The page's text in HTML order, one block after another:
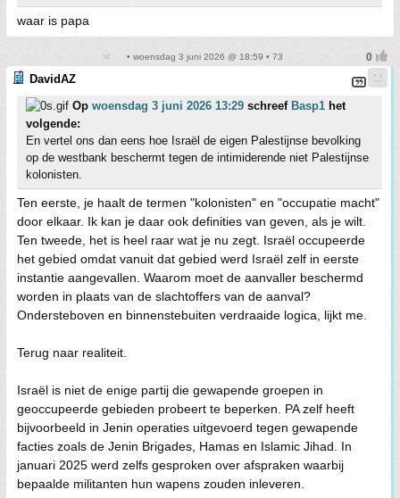
waar is papa
• woensdag 3 juni 2026 @ 18:59 • 73
DavidAZ
Op woensdag 3 juni 2026 13:29 schreef Basp1 het
volgende:
En vertel ons dan eens hoe Israël de eigen Palestijnse bevolking
op de westbank beschermt tegen de intimiderende niet Palestijnse
kolonisten.
Ten eerste, je haalt de termen "kolonisten" en "occupatie macht"
door elkaar. Ik kan je daar ook definities van geven, als je wilt.
Ten tweede, het is heel raar wat je nu zegt. Israël occupeerde
het gebied omdat vanuit dat gebied werd Israël zelf in eerste
instantie aangevallen. Waarom moet de aanvaller beschermd
worden in plaats van de slachtoffers van de aanval?
Ondersteboven en binnenstebuiten verdraaide logica, lijkt me.
Terug naar realiteit.
Israël is niet de enige partij die gewapende groepen in
geoccupeerde gebieden probeert te beperken. PA zelf heeft
bijvoorbeeld in Jenin operaties uitgevoerd tegen gewapende
facties zoals de Jenin Brigades, Hamas en Islamic Jihad. In
januari 2025 werd zelfs gesproken over afspraken waarbij
bepaalde militanten hun wapens zouden inleveren.